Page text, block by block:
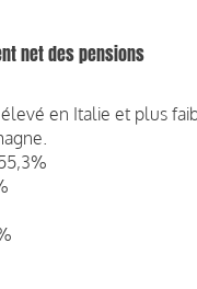
net des pensions
en Italie et plus